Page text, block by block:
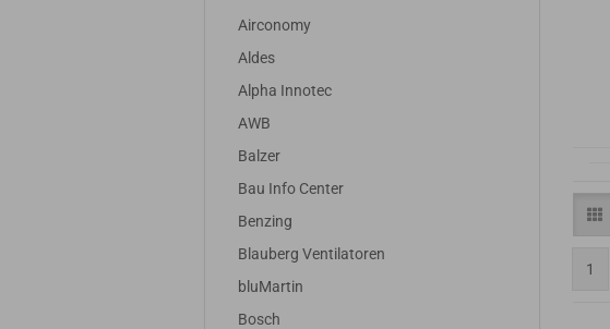
1
Airconomy
Aldes
Alpha Innotec
AWB
Balzer
Bau Info Center
Benzing
Blauberg Ventilatoren
bluMartin
Bosch